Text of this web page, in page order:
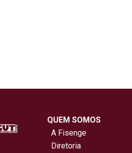
QUEM SOMOS
A Fisenge
Diretoria